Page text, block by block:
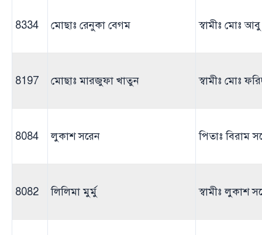
8334 মোছাঃ রেনুকা বেগম স্বামীঃ মোঃ আবু
8197 মোছাঃ মারজুফা খাতুন স্বামীঃ মোঃ
8084 লুকাশ সরেন পিতাঃ বিরাম
8082 লিলিমা মুর্মু স্বামীঃ লুকাশ